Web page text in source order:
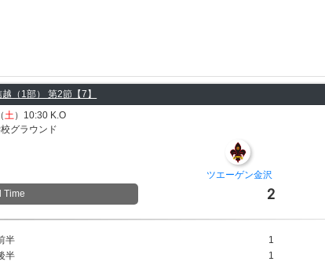
（1部） 第2節【7】
土）10:30 K.O
グラウンド
ツエーゲン金沢
Time 2
半
1
半
1